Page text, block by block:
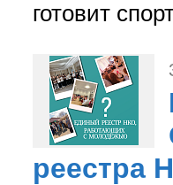
готовит
реестра